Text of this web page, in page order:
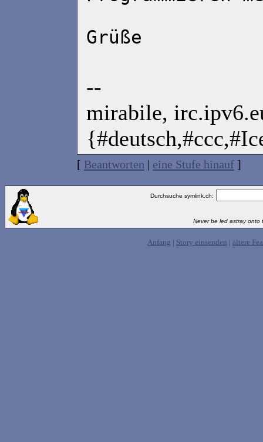
Grüße
--
mirabile,
[ Beantworten | eine Stufe hinauf ]
Durchsuche symlink.ch:
Never be led astray onto
Anfang | Story einsenden | ältere